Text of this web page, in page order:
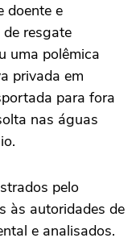
doente e
resgate
uma polêmica
privada em
para fora
nas águas
pelo
às autoridades de
e analisados.